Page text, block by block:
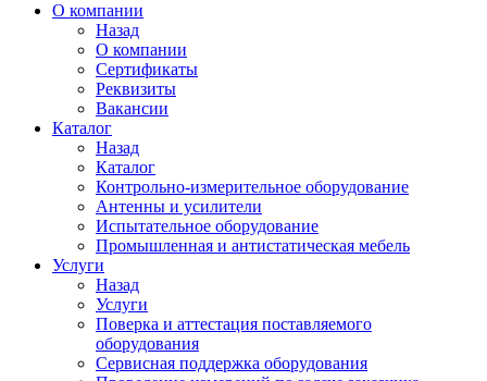
О компании
Назад
О компании
Сертификаты
Реквизиты
Вакансии
Каталог
Назад
Каталог
Контрольно-измерительное оборудование
Антенны и усилители
Испытательное оборудование
Промышленная и антистатическая мебель
Услуги
Назад
Услуги
Поверка и аттестация поставляемого
оборудования
Сервисная поддержка оборудования